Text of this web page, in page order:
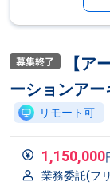
【ア
ーションア
リモート可
1,150,000
業務委託(フ